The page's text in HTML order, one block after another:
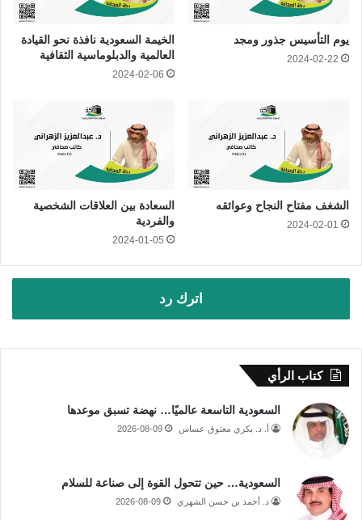
يوم التأسيس جذور ومجد
2024-02-22
الخيمة السعودية نافذة نحو القيادة
العالمية والدبلوماسية الثقافية
2024-02-06
الشغف مفتاح النجاح وعوائقه
2024-02-01
السعادة بين العلاقات الشخصية
والفردية
2024-01-05
اترك رد
كتاب الرأي
السعودية التاسعة عالميًا… نهضة تسبق موعدها
أ. د. بكري معتوق عساس 2026-08-09
السعودية… حين تتحول القوة إلى صناعة للسلام
د. أحمد بن حسن الشهري 2026-08-09